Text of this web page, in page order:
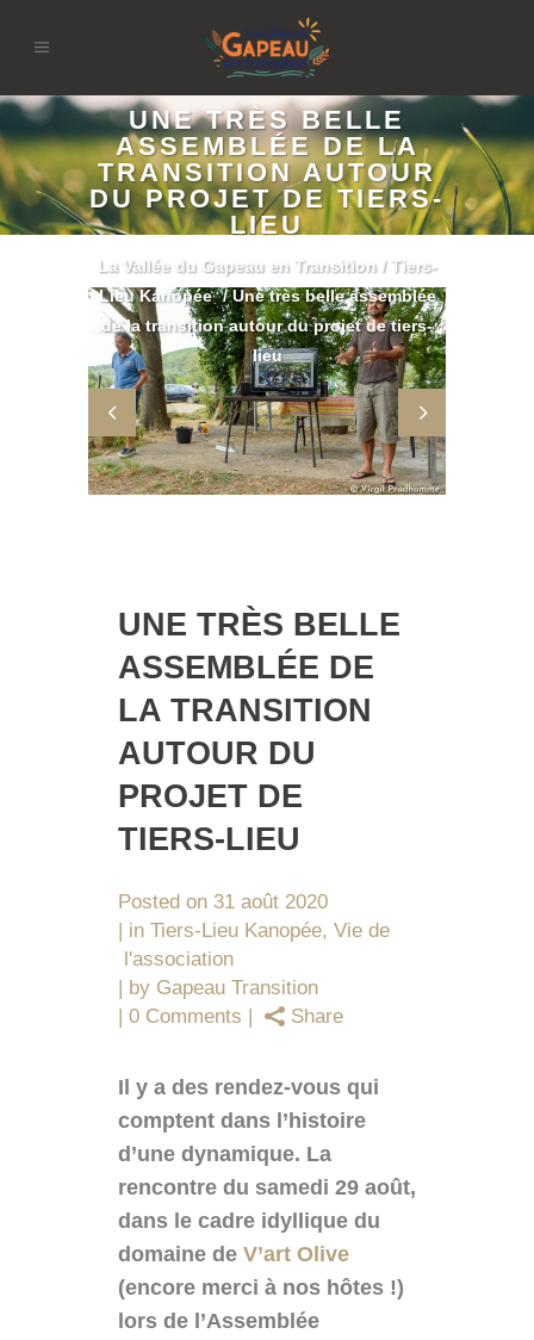
UNE TRÈS BELLE
ASSEMBLÉE DE LA
TRANSITION AUTOUR
DU PROJET DE TIERS-
LIEU
La Vallée du Gapeau en Transition/ Tiers-
Lieu Kanopée /Une très belle assemblée
de la transition autour du projet de tiers-
lieu
UNE TRÈS BELLE
ASSEMBLÉE DE
LA TRANSITION
AUTOUR DU
PROJET DE
TIERS-LIEU
Posted on 31 août 2020
in Tiers-Lieu Kanopée, Vie de
l'association
by Gapeau Transition
0 Comments
Share
Il y a des rendez-vous qui
comptent dans l’histoire
d’une dynamique. La
rencontre du samedi 29 août,
dans le cadre idyllique du
domaine de V’art Olive
(encore merci à nos hôtes !)
lors de l’Assemblée